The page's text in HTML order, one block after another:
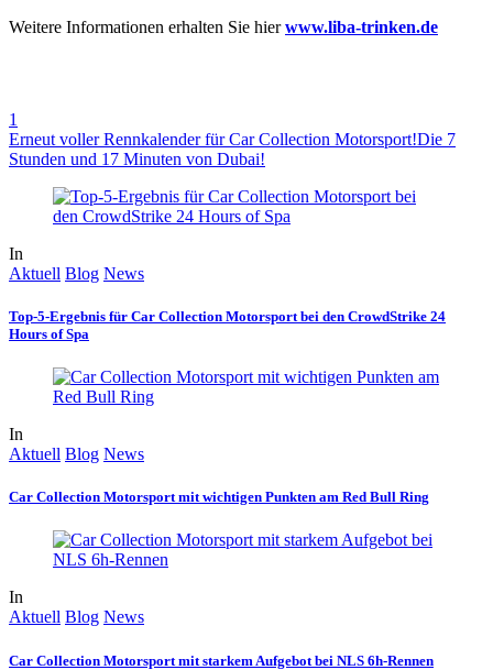
Weitere Informationen erhalten Sie hierwww.liba-trinken.de
1
Erneut voller Rennkalender für Car Collection Motorsport!Die 7
Stunden und 17 Minuten von Dubai!
In
Aktuell Blog News
Top-5-Ergebnis für Car Collection Motorsport bei den CrowdStrike 24
Hours of Spa
In
Aktuell Blog News
Car Collection Motorsport mit wichtigen Punkten am Red Bull Ring
In
Aktuell Blog News
Car Collection Motorsport mit starkem Aufgebot bei NLS 6h-Rennen